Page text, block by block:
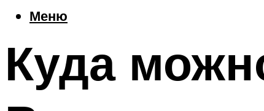
Меню
Куда